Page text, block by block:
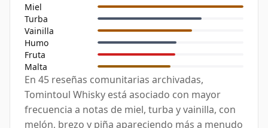
Miel
Turba
Vainilla
Humo
Fruta
Malta
En 45 reseñas comunitarias archivadas,
Tomintoul Whisky está asociado con mayor
frecuencia a notas de miel, turba y vainilla, con
melón, brezo y piña apareciendo más a menudo